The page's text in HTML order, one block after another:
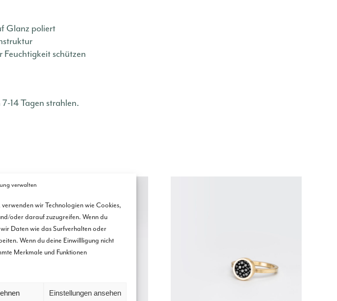
verwalten
wir Technologien wie Cookies,
oder darauf zuzugreifen. Wenn du
Daten wie das Surfverhalten oder
Wenn du deine Einwillligung nicht
Merkmale und Funktionen
Einstellungen ansehen
Glanz poliert
Feuchtigkeit schützen
14 Tagen strahlen.